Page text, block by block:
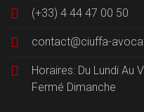
(+33) 4 44 47 00 50
contact@ciuffa-
Horaires: Du Lundi Au
Fermé Dimanche